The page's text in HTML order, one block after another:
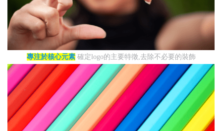
專注於核心元素確定logo的主要特徵,去除不必要的裝飾